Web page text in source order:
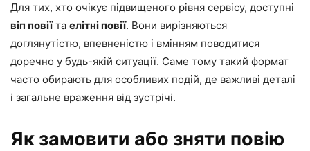
Для тих, хто очікує підвищеного рівня сервісу, доступні
віп повіїта елітні повії. Вони вирізняються
доглянутістю, впевненістю і вмінням поводитися
доречно у будь-якій ситуації. Саме тому такий формат
часто обирають для особливих подій, де важливі деталі
і загальне враження від зустрічі.
Як замовити або зняти повію